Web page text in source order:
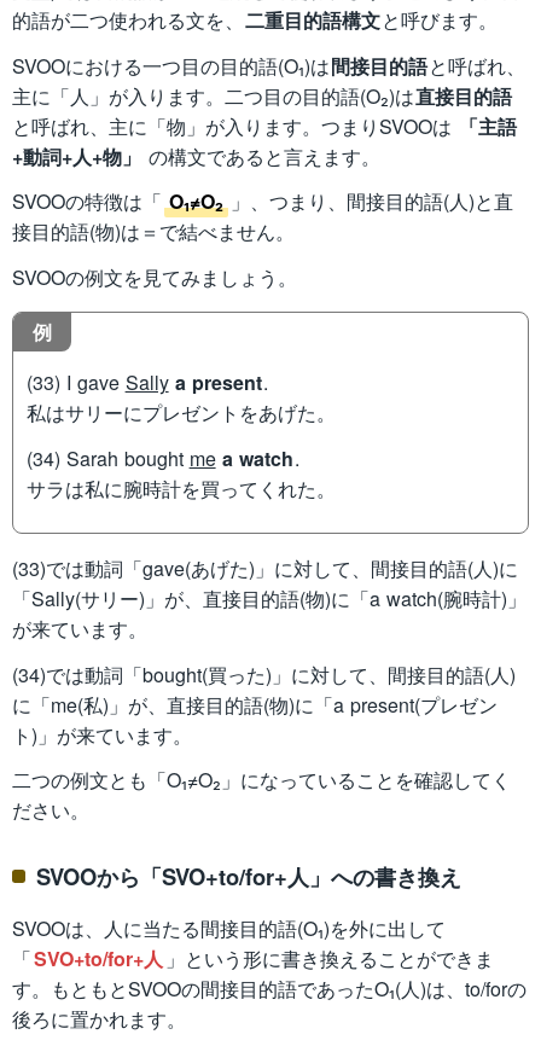
的語が二つ使われる文を、 二重目的語構文と呼びます。
SVOOにおける一つ目の目的語(O₁)は間接目的語と呼ばれ、
主に「人」が入ります。二つ目の目的語(O₂)は直接目的語
と呼ばれ、主に「物」が入ります。つまりSVOOは
「主語
+動詞+人+物」
の構文であると言えます。
SVOOの特徴は「 O₁≠O₂ 」、つまり、間接目的語(人)と直
接目的語(物)は＝で結べません。
SVOOの例文を見てみましょう。
例
(33) I gave Sally a present.
私はサリーにプレゼントをあげた。
(34) Sarah bought me a watch.
サラは私に腕時計を買ってくれた。
(33)では動詞「gave(あげた)」に対して、間接目的語(人)に
「Sally(サリー)」が、直接目的語(物)に「a watch(腕時計)」
が来ています。
(34)では動詞「bought(買った)」に対して、間接目的語(人)
に「me(私)」が、直接目的語(物)に「a present(プレゼン
ト)」が来ています。
二つの例文とも「O₁≠O₂」になっていることを確認してく
ださい。
SVOOから「SVO+to/for+人」への書き換え
SVOOは、人に当たる間接目的語(O₁)を外に出して
「SVO+to/for+人 」という形に書き換えることができま
す。もともとSVOOの間接目的語であったO₁(人)は、to/forの
後ろに置かれます。